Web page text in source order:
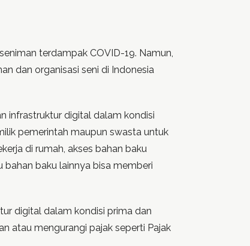
terdampak COVID-19. Namun,
dan organisasi seni di Indonesia
infrastruktur digital dalam kondisi
pemerintah maupun swasta untuk
di rumah, akses bahan baku
baku lainnya bisa memberi
digital dalam kondisi prima dan
atau mengurangi pajak seperti Pajak